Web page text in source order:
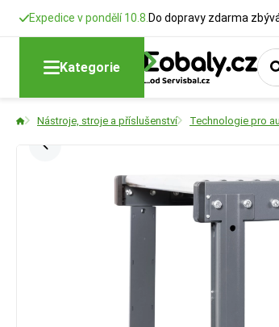
Expedice v pondělí 10.8. Do dopravy zdarma
Kategorie
Nástroje, stroje a příslušenství Technologie pro